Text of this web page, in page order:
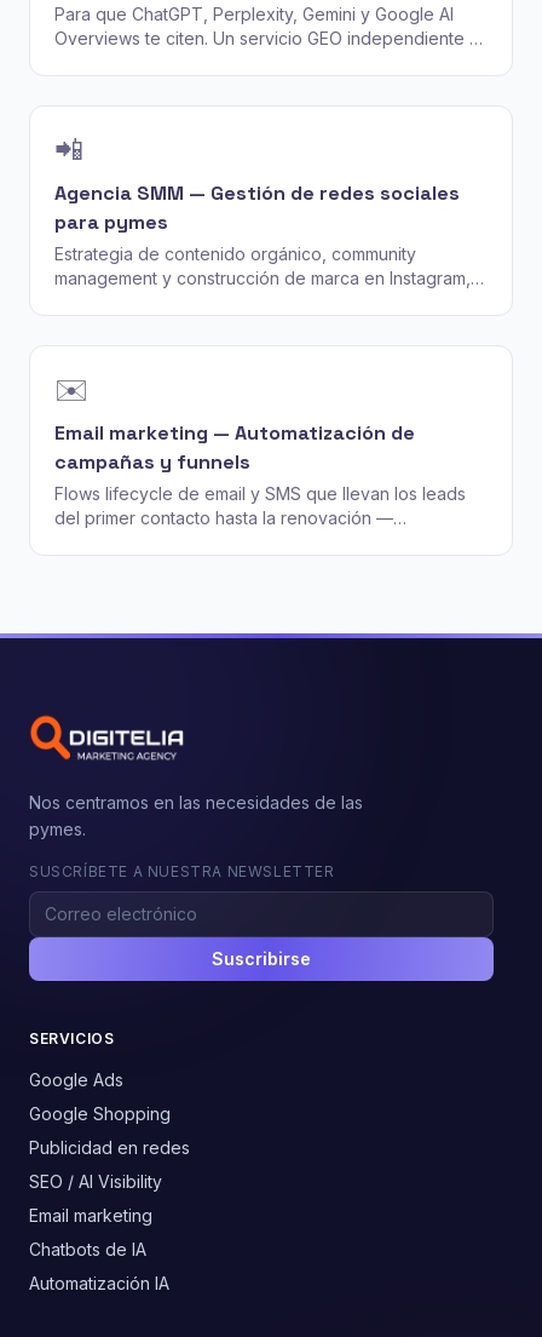
Para que ChatGPT, Perplexity, Gemini y Google AI
Overviews te citen. Un servicio GEO independiente —
📲
Agencia SMM — Gestión de redes sociales
para pymes
Estrategia de contenido orgánico, community
management y construcción de marca en Instagram,
✉️
Email marketing — Automatización de
campañas y funnels
Flows lifecycle de email y SMS que llevan los leads
del primer contacto hasta la renovación —
Nos centramos en las necesidades de las
pymes.
SUSCRÍBETE A NUESTRA NEWSLETTER
Suscribirse
SERVICIOS
Google Ads
Google Shopping
Publicidad en redes
SEO / AI Visibility
Email marketing
Chatbots de IA
Automatización IA